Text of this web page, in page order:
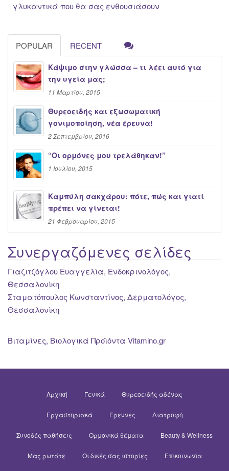
γλυκαντικά που θα σας ενθουσιάσουν
POPULAR RECENT
Κάψιμο στην γλώσσα – τι λέει αυτό για
την υγεία μας;
11 Μαρτίου, 2015
Θυρεοειδής και εξωσωματική
γονιμοποίηση, νέα έρευνα!
2 Σεπτεμβρίου, 2016
“Oι ορμόνες μου τρελάθηκαν!”
1 Ιουλίου, 2015
Καμπύλη σακχάρου: πότε, πώς και γιατί
πρέπει να γίνεται!
21 Φεβρουαρίου, 2015
Συνεργαζόμενες σελίδες
Γιαζιτζόγλου Ευαγγελία, Ενδοκρινολόγος,
Θεσσαλονίκη
Σταματόπουλος Κωνσταντίνος, Δερματολόγος,
Θεσσαλονίκη
Βιταμίνες, Βιολογικά Προϊόντα Vitamino.gr
Αρχική Γενικά Θυρεοειδής αδένας
Εργαστηριακά Έρευνες Διατροφή
Συνοδές παθήσεις Ορμονικά θέματα Beauty & Wellness
Μας ρωτάτε Οι δικές σας ιστορίες Επικοινωνία